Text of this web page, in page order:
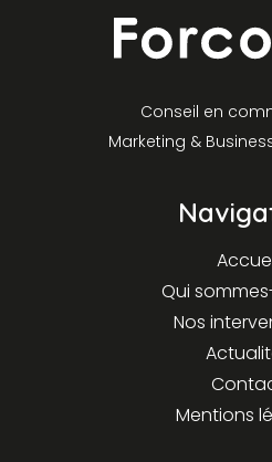
Conseil en
Marketing &
Qui
Nos
Mentions